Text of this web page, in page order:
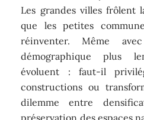
Les grandes villes frôlent
que les petites
réinventer. Même
démographique plus
évoluent : faut-il
constructions ou
dilemme entre
préservation des espaces